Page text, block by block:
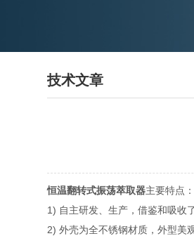
技术文章
恒温翻转式振荡萃取器主要特点：
1) 自主研发、生产，借鉴和吸收
2) 外壳为全不锈钢材质，外型美